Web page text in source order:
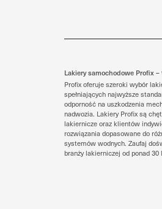
Lakiery samochodowe Profix
Profix oferuje szeroki wybór
spełniających najwyższe
odporność na uszkodzenia
nadwozia. Lakiery Profix są
lakiernicze oraz klientów
rozwiązania dopasowane do
systemów wodnych. Zaufaj
branży lakierniczej od ponad 30